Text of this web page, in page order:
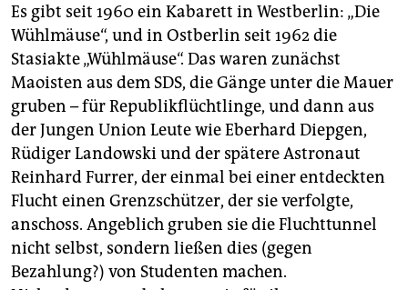
Es gibt seit 1960 ein Kabarett in Westberlin: „Die
Wühlmäuse“, und in Ostberlin seit 1962 die
Stasiakte „Wühlmäuse“. Das waren zunächst
Maoisten aus dem SDS, die Gänge unter die Mauer
gruben – für Republikflüchtlinge, und dann aus
der Jungen Union Leute wie Eberhard Diepgen,
Rüdiger Landowski und der spätere Astronaut
Reinhard Furrer, der einmal bei einer entdeckten
Flucht einen Grenzschützer, der sie verfolgte,
anschoss. Angeblich gruben sie die Fluchttunnel
nicht selbst, sondern ließen dies (gegen
Bezahlung?) von Studenten machen.